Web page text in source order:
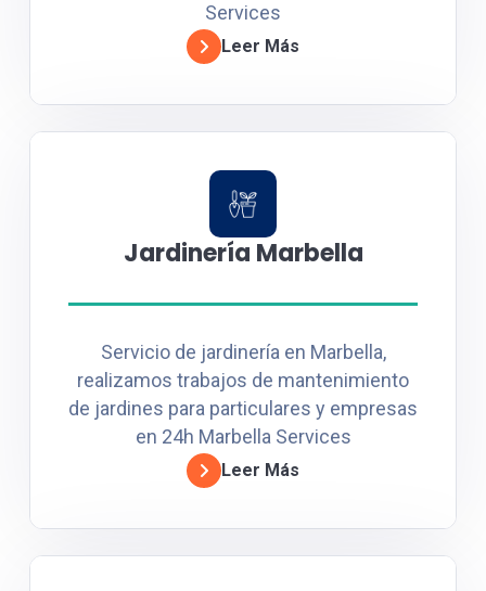
Services
Leer Más
Jardinería Marbella
Servicio de jardinería en Marbella,
realizamos trabajos de mantenimiento
de jardines para particulares y empresas
en 24h Marbella Services
Leer Más